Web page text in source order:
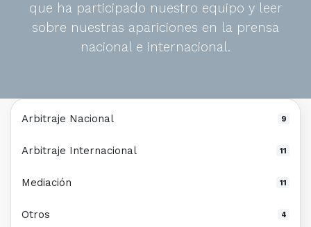
que ha participado nuestro equipo y leer
sobre nuestras apariciones en la prensa
nacional e internacional.
Arbitraje Nacional 9
Arbitraje Internacional 11
Mediación 11
Otros 4